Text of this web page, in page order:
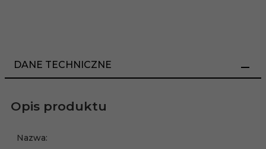
DANE TECHNICZNE
Opis produktu
Nazwa: